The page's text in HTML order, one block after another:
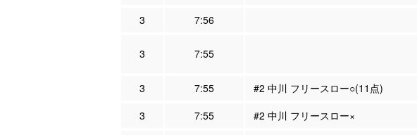
3
7:56
3 7:55
3
7:55 #2 中川 フリースロー○(11点)
3
7:55
#2 中川 フリースロー×